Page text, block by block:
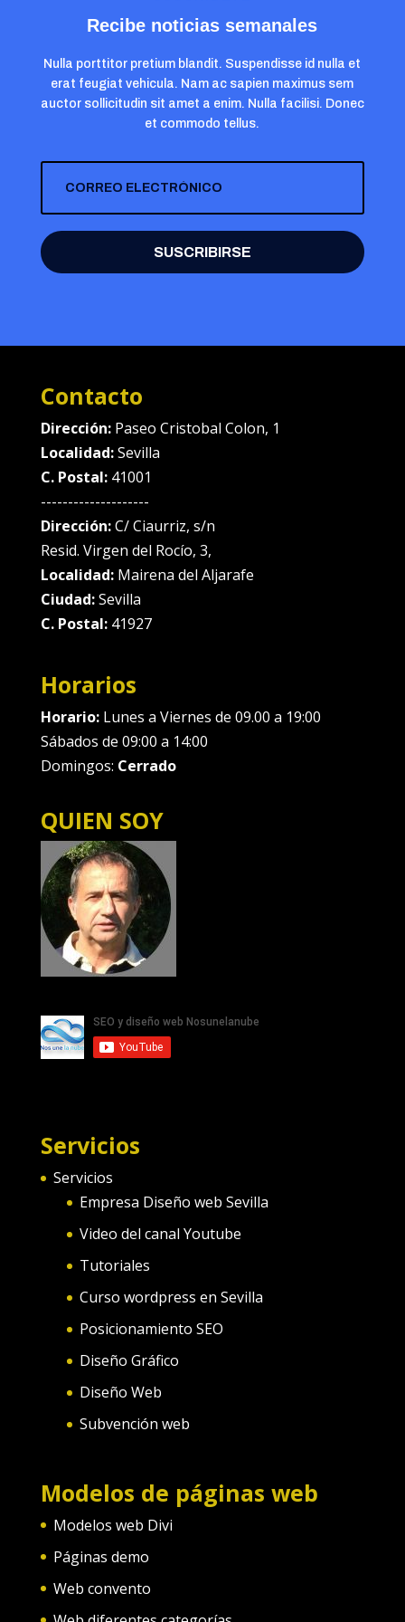
Recibe noticias semanales
Nulla porttitor pretium blandit. Suspendisse id nulla et
erat feugiat vehicula. Nam ac sapien maximus sem
auctor sollicitudin sit amet a enim. Nulla facilisi. Donec
et commodo tellus.
SUSCRIBIRSE
Contacto
Dirección: Paseo Cristobal Colon, 1
Localidad:Sevilla
C. Postal:41001
--------------------
Dirección:C/ Ciaurriz, s/n
Resid. Virgen del Rocío, 3,
Localidad:Mairena del Aljarafe
Ciudad:Sevilla
C. Postal:41927
Horarios
Horario:Lunes a Viernes de 09.00 a 19:00
Sábados de 09:00 a 14:00
Domingos: Cerrado
QUIEN SOY
Servicios
Servicios
Empresa Diseño web Sevilla
Video del canal Youtube
Tutoriales
Curso wordpress en Sevilla
Posicionamiento SEO
Diseño Gráfico
Diseño Web
Subvención web
Modelos de páginas web
Modelos web Divi
Páginas demo
Web convento